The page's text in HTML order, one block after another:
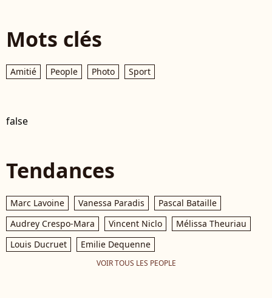
Mots clés
Amitié People Photo Sport
false
Tendances
Marc Lavoine Vanessa Paradis
Pascal Bataille
Audrey Crespo-Mara
Vincent Niclo
Mélissa Theuriau
Louis Ducruet
Emilie Dequenne
VOIR TOUS LES PEOPLE